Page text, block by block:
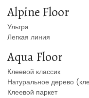
Alpine Floor
Ультра
Легкая линия
Aqua Floor
Клеевой классик
Натуральное дерево
Клеевой паркет